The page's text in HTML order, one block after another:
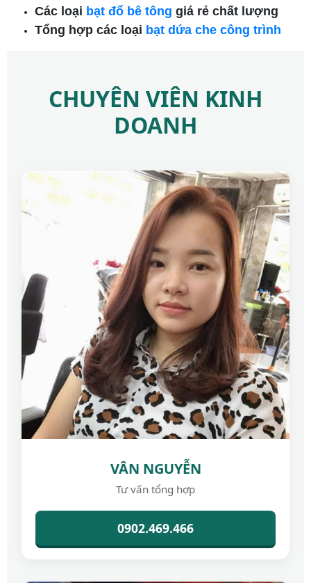
Các loại bạt đổ bê tông giá rẻ chất lượng
Tổng hợp các loại bạt dứa che công trình
CHUYÊN VIÊN KINH
DOANH
VÂN NGUYỄN
Tư vấn tổng hợp
0902.469.466